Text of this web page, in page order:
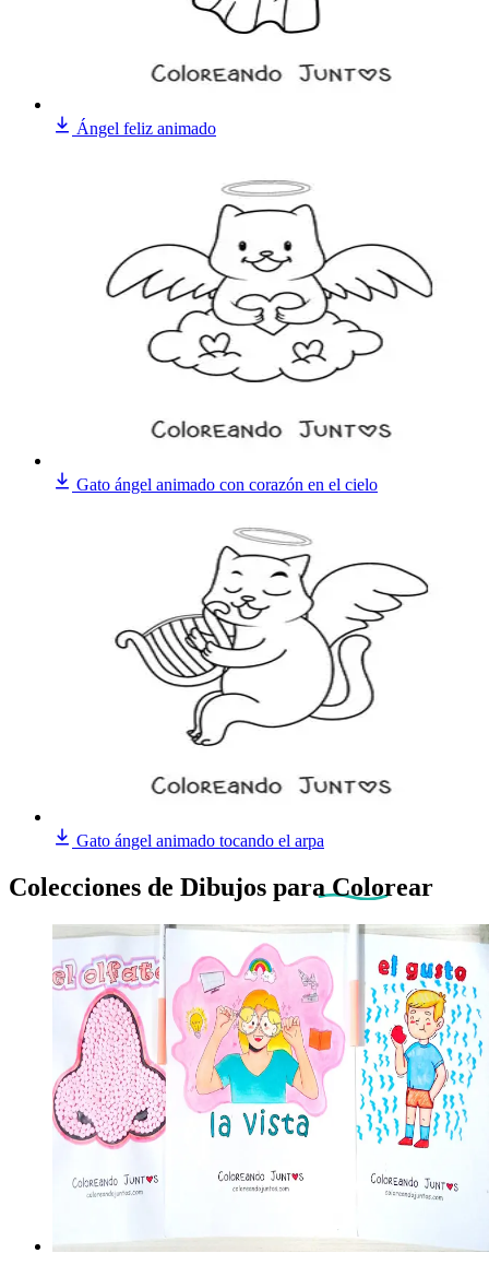
Ángel feliz animado
Gato ángel animado con corazón en el cielo
Gato ángel animado tocando el arpa
Colecciones de Dibujos para Colorear